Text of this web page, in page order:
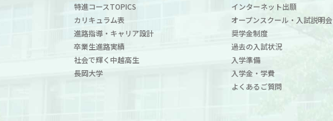
特進コースTOPICS
カリキュラム表
進路指導・キャリア設計
卒業生進路実績
社会で輝く中越高生
長岡大学
インターネット出願
オープンスクール・入試説明会
奨学金制度
過去の入試状況
入学準備
入学金・学費
よくあるご質問